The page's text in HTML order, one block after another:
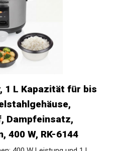
1 L Kapazität für bis
Dampfeinsatz,
400 W, RK-6144